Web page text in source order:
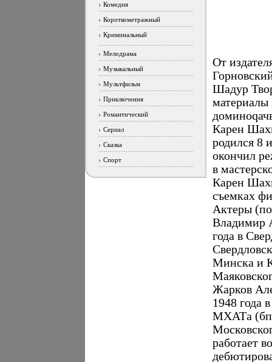
Комедия
Короткометражный
Криминальный
Мелодрама
Музыкальный
Мультфильм
Приключения
Романтический
Сериал
Сказка
Спорт
От
Шадур
Карен
родился 8
окончил
в
Карен
съемках
Актеры
Владимир
года в
Минска и
Жарков
1948 года
МХАТа
работает